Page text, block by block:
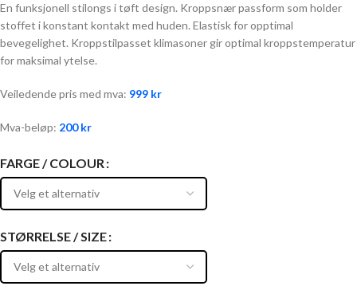
En funksjonell stilongs i tøft design. Kroppsnær passform som holder
stoffet i konstant kontakt med huden. Elastisk for opptimal
bevegelighet. Kroppstilpasset klimasoner gir optimal kroppstemperatur
for maksimal ytelse.
Veiledende pris med mva: 999 kr
Mva-beløp: 200kr
FARGE / COLOUR
STØRRELSE / SIZE